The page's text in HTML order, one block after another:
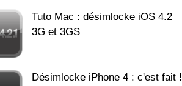
Tuto Mac : désimlocke iOS 4.2
3G et 3GS
Désimlocke iPhone 4 : c'est fait !